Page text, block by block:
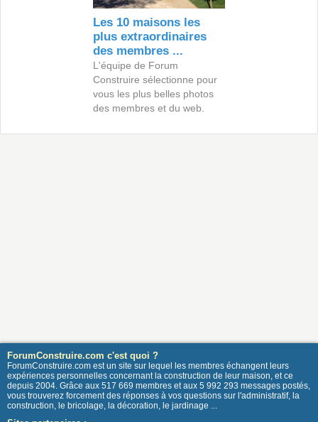
Les 10 maisons les
plus extraordinaires
des membres ...
L'équipe de Forum
Construire sélectionne pour
vous les plus belles photos
des membres et du web.
ForumConstruire.com c'est quoi ?
ForumConstruire.com est un site sur lequel les membres échangent leurs
expériences personnelles concernant la construction de leur maison, et ce
depuis 2004. Grâce aux 517 669 membres et aux 5 992 293 messages postés,
vous trouverez forcement des réponses à vos questions sur l'administratif, la
construction, le bricolage, la décoration, le jardinage ...